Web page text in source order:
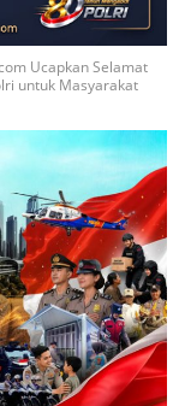
Ucapkan Selamat
untuk Masyarakat